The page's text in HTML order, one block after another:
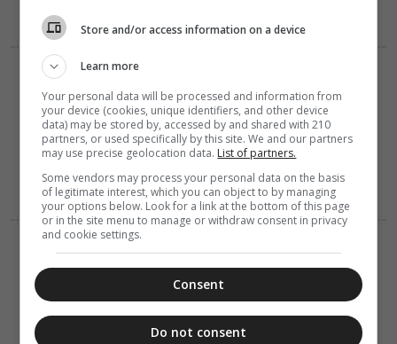
12:31
Ανήμερα του
Σωτήρος
μαγειρεύουμε
μπαρμπούνια
μαρινάτα
σήμερα, την
“Κιβωτό της
Ορθοδοξίας”,
Store and/or access information on a device
Learn more
Your personal data will be processed and information from
your device (cookies, unique identifiers, and other device
data) may be stored by, accessed by and shared with 210
partners, or used specifically by this site. We and our partners
may use precise geolocation data. List of partners.
Some vendors may process your personal data on the basis
of legitimate interest, which you can object to by managing
your options below. Look for a link at the bottom of this page
or in the site menu to manage or withdraw consent in privacy
and cookie settings.
Consent
Do not consent